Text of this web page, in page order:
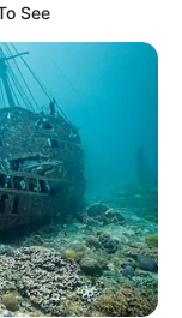
See